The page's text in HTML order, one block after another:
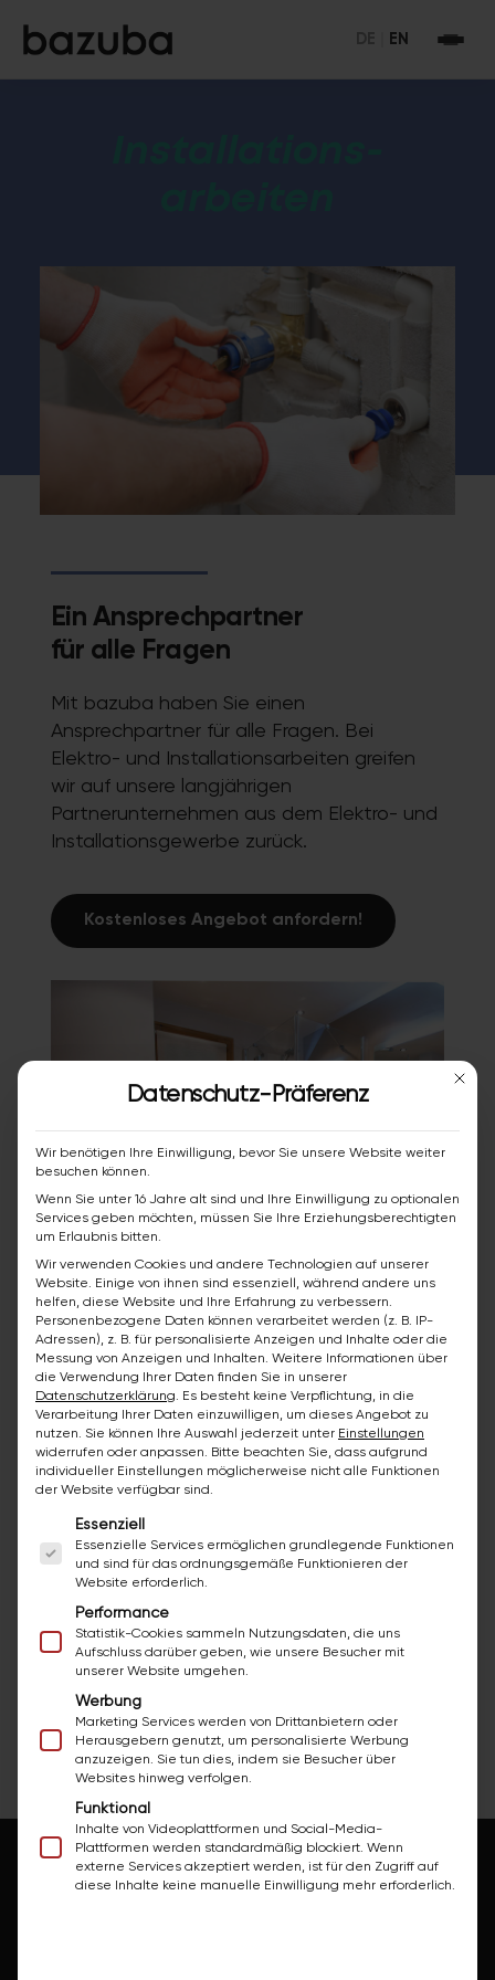
Ein Ansprechpartner
für alle Fragen
Mit bazuba haben Sie einen
Ansprechpartner für alle Fragen. Bei
Elektro- und Installationsarbeiten greifen
wir auf unsere langjährigen
Partnerunternehmen aus dem Elektro- und
Installationsgewerbe zurück.
Kostenloses Angebot anfordern!
Ihre Vorteile
Geprüfte Partnerunternehmen aus
Installationsgewerbe
Ein Ansprechpartner für alle Fragen
Moderne Sanitärinstallation für Ihr
Wohlfühlbad
Kostenloses Angebot anfordern!
Alles ist möglich? Nun ja,
Mit
Datenschutz-Präferenz
Wir benötigen Ihre Einwilligung, bevor Sie unsere Website weiter
besuchen können.
Wenn Sie unter 16 Jahre alt sind und Ihre Einwilligung zu optionalen
Services geben möchten, müssen Sie Ihre Erziehungsberechtigten
um Erlaubnis bitten.
Wir verwenden Cookies und andere Technologien auf unserer
Website. Einige von ihnen sind essenziell, während andere uns
helfen, diese Website und Ihre Erfahrung zu verbessern.
Personenbezogene Daten können verarbeitet werden (z. B. IP-
Adressen), z. B. für personalisierte Anzeigen und Inhalte oder die
Messung von Anzeigen und Inhalten. Weitere Informationen über
die Verwendung Ihrer Daten finden Sie in unserer
Datenschutzerklärung. Es besteht keine Verpflichtung, in die
Verarbeitung Ihrer Daten einzuwilligen, um dieses Angebot zu
nutzen. Sie können Ihre Auswahl jederzeit unter Einstellungen
widerrufen oder anpassen. Bitte beachten Sie, dass aufgrund
individueller Einstellungen möglicherweise nicht alle Funktionen
der Website verfügbar sind.
Es folgt eine Liste der Service-Gruppen, für die
Essenziell
Essenzielle Services ermöglichen grundlegende Funktionen
und sind für das ordnungsgemäße Funktionieren der
Website erforderlich.
Performance
Statistik-Cookies sammeln Nutzungsdaten, die uns
Aufschluss darüber geben, wie unsere Besucher mit
unserer Website umgehen.
Werbung
Marketing Services werden von Drittanbietern oder
Herausgebern genutzt, um personalisierte Werbung
anzuzeigen. Sie tun dies, indem sie Besucher über
Websites hinweg verfolgen.
Funktional
Inhalte von Videoplattformen und Social-Media-
Plattformen werden standardmäßig blockiert. Wenn
externe Services akzeptiert werden, ist für den Zugriff auf
diese Inhalte keine manuelle Einwilligung mehr erforderlich.
EN